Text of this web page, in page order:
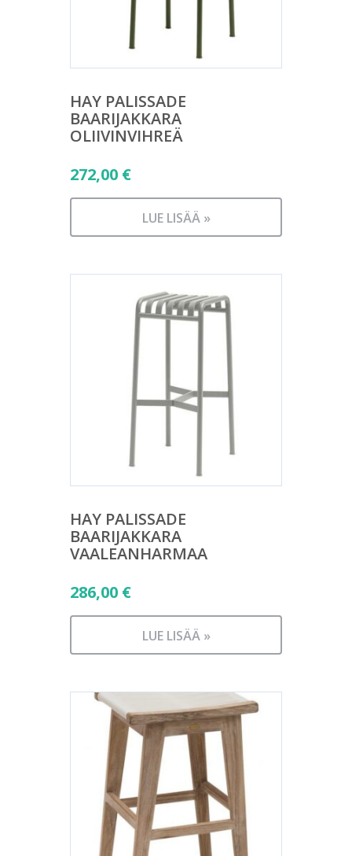
HAY PALISSADE
BAARIJAKKARA
OLIIVINVIHREÄ
272,00 €
LUE LISÄÄ »
HAY PALISSADE
BAARIJAKKARA
VAALEANHARMAA
286,00 €
LUE LISÄÄ »